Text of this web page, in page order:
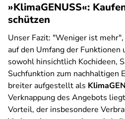
»KlimaGENUSS«:
schützen
Unser Fazit: "Weniger ist
auf den Umfang der Funktionen
sowohl hinsichtlich Kochideen,
Suchfunktion zum nachhaltigen
breiter aufgestellt als
Verknappung des Angebots
Vorteil, der insbesondere